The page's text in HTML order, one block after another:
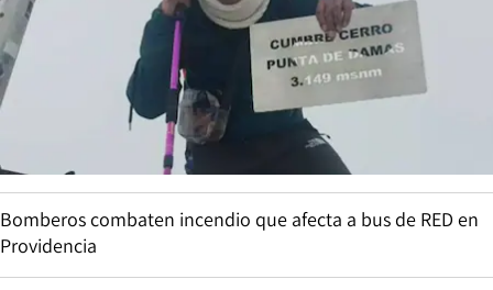
Bomberos combaten incendio que afecta a bus de RED en
Providencia